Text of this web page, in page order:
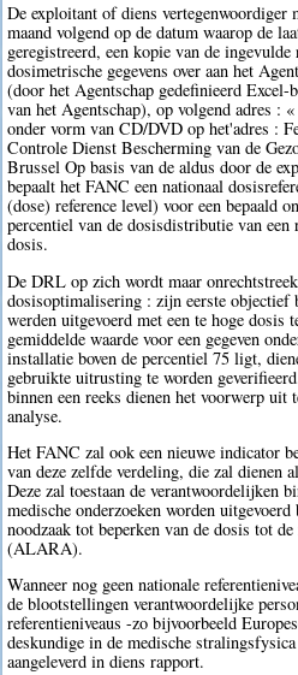
De exploitant of diens vertegenwoordiger
maand volgend op de datum waarop de
geregistreerd, een kopie van de
dosimetrische gegevens over aan het
(door het Agentschap gedefinieerd Excel-
van het Agentschap), op volgend adres :
onder vorm van CD/DVD op het'adres :
Controle Dienst Bescherming van de
Brussel Op basis van de aldus door de
bepaalt het FANC een nationaal
(dose) reference level) voor een bepaald
percentiel van de dosisdistributie van een
dosis.
De DRL op zich wordt maar
dosisoptimalisering : zijn eerste objectief
werden uitgevoerd met een te hoge dosis
gemiddelde waarde voor een gegeven
installatie boven de percentiel 75 ligt,
gebruikte uitrusting te worden
binnen een reeks dienen het voorwerp uit
analyse.
Het FANC zal ook een nieuwe indicator
van deze zelfde verdeling, die zal dienen
Deze zal toestaan de verantwoordelijken
medische onderzoeken worden
noodzaak tot beperken van de dosis tot
(ALARA).
Wanneer nog geen nationale
de blootstellingen verantwoordelijke
referentieniveaus -zo bijvoorbeeld
deskundige in de medische
aangeleverd in diens rapport.